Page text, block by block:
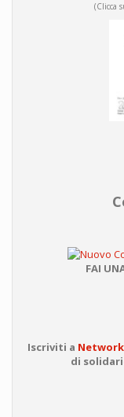
(Clicca
FAI
Iscriviti a
di